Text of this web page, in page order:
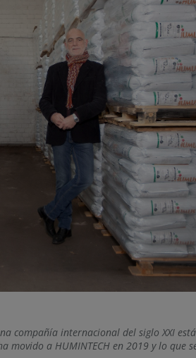
compañía internacional del siglo XXI
a HUMINTECH en 2019 y lo que